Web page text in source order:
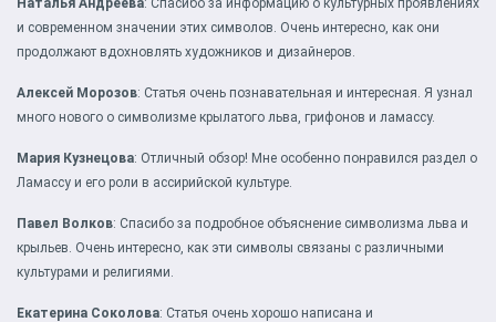
Наталья Андреева: Спасибо за информацию о культурных проявлениях
и современном значении этих символов. Очень интересно, как они
продолжают вдохновлять художников и дизайнеров.
Алексей Морозов: Статья очень познавательная и интересная. Я узнал
много нового о символизме крылатого льва, грифонов и ламассу.
Мария Кузнецова: Отличный обзор! Мне особенно понравился раздел о
Ламассу и его роли в ассирийской культуре.
Павел Волков: Спасибо за подробное объяснение символизма льва и
крыльев. Очень интересно, как эти символы связаны с различными
культурами и религиями.
Екатерина Соколова: Статья очень хорошо написана и